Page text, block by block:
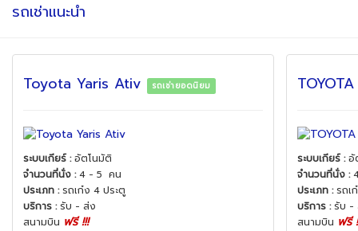
รถเช่าแนะนำ
Toyota Yaris Ativ รถเช่ายอดนิยม
ระบบเกียร์ :อัตโนมัติ
จำนวนที่นั่ง :4 - 5 คน
ประเภท :รถเก๋ง 4 ประตู
บริการ :รับ - ส่ง
สนามบิน ฟรี!!!
ระบบเกียร์ :อั
จำนวนที่นั่ง :
ประเภท :รถเ
บริการ :รับ -
สนามบิน ฟรี